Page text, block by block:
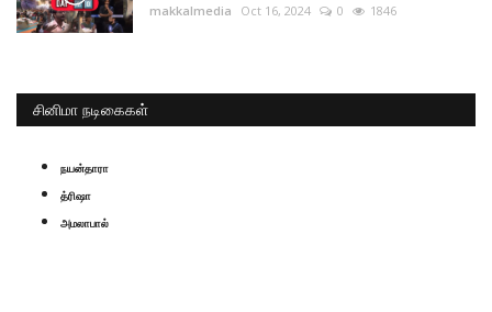
makkalmedia Oct 16, 2024 0 1846
சினிமா நடிகைகள்
நயன்தாரா
த்ரிஷா
அமலாபால்